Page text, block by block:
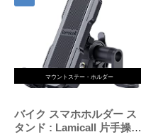
マウントステー・ホルダー
バイク スマホホルダー ス
タンド : Lamicall 片手操作